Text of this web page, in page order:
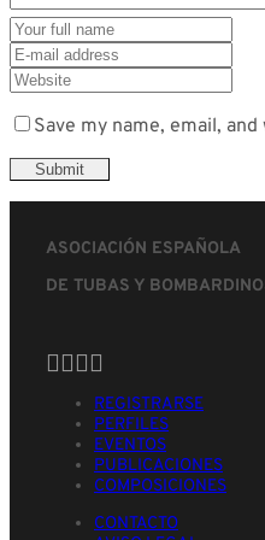
Save my name, email,
ASOCIACIÓN ESPAÑOLA
DE TUBAS Y
REGISTRARSE
PERFILES
EVENTOS
PUBLICACIONES
COMPOSICIONES
CONTACTO